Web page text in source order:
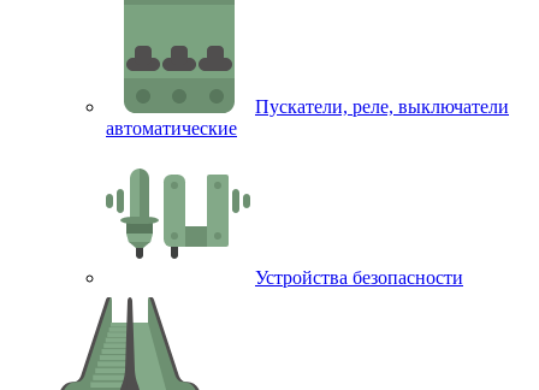
Пускатели, реле, выключатели
автоматические
Устройства безопасности